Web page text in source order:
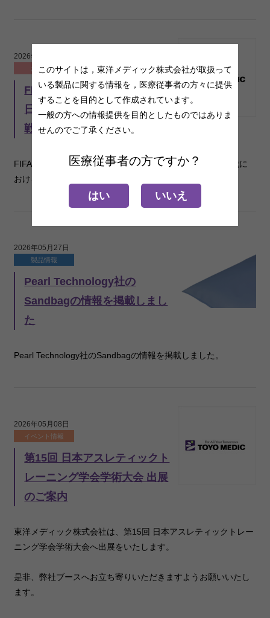
2026年06月25日
お知らせ
FIFAワールドカップ2026™
日本代表対スウェーデン代表
戦における当社方針について
FIFAワールドカップ2026™ 日本代表対スウェーデン代表戦に
おける当社方針に関するお知らせになります。
2026年05月27日
製品情報
Pearl Technology社の
Sandbagの情報を掲載しまし
た
Pearl Technology社のSandbagの情報を掲載しました。
2026年05月08日
イベント情報
第15回 日本アスレティックト
レーニング学会学術大会 出展
のご案内
東洋メディック株式会社は、第15回 日本アスレティックトレー
ニング学会学術大会へ出展をいたします。
是非、弊社ブースへお立ち寄りいただきますようお願いいたし
ます。
このサイトは，東洋メディック株式会社が取扱って
いる製品に関する情報を，医療従事者の方々に提供
することを目的として作成されています。
一般の方への情報提供を目的としたものではありま
せんのでご了承ください。
医療従事者の方ですか？
はい いいえ